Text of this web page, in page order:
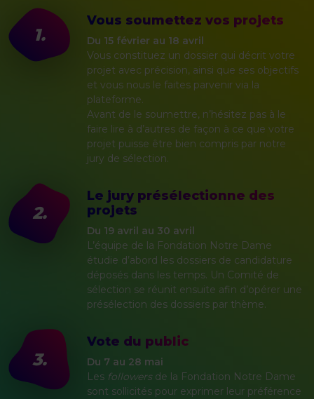
1.
Vous soumettez vos projets
Du 15 février au 18 avril
Vous constituez un dossier qui décrit votre
projet avec précision, ainsi que ses objectifs
et vous nous le faites parvenir via la
plateforme.
Avant de le soumettre, n’hésitez pas à le
faire lire à d’autres de façon à ce que votre
projet puisse être bien compris par notre
jury de sélection.
2.
Le jury présélectionne des
projets
Du 19 avril au 30 avril
L’équipe de la Fondation Notre Dame
étudie d’abord les dossiers de candidature
déposés dans les temps. Un Comité de
sélection se réunit ensuite afin d’opérer une
présélection des dossiers par thème.
3.
Vote du public
Du 7 au 28 mai
Les followers de la Fondation Notre Dame
sont sollicités pour exprimer leur préférence